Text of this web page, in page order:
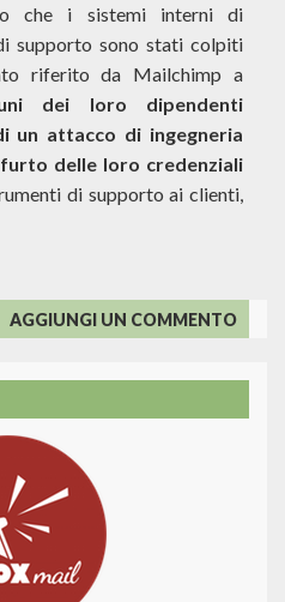
che i sistemi interni di
supporto sono stati colpiti
riferito da Mailchimp a
dei loro dipendenti
un attacco di ingegneria
delle loro credenziali
di supporto ai clienti,
SUAGGIUNGI UN COMMENTO